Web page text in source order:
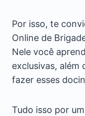
Por isso, te
Online de
Nele você
exclusivas, além
fazer esses
Tudo isso por